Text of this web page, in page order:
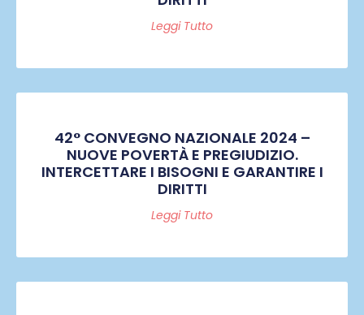
Leggi Tutto
42° CONVEGNO NAZIONALE 2024 –
NUOVE POVERTÀ E PREGIUDIZIO.
INTERCETTARE I BISOGNI E GARANTIRE I
DIRITTI
Leggi Tutto